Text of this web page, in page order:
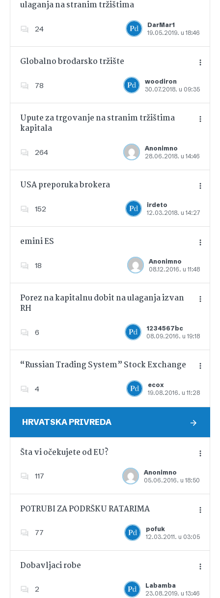
ulaganja na stranim tržištima
24
DarMar1
19.05.2019. u 18:46
Dodajte u favorite
Globalno brodarsko tržište
78
woodiron
30.07.2018. u 09:35
Dodajte u favorite
Upute za trgovanje na stranim tržištima
kapitala
264
Anonimno
28.06.2018. u 14:46
Dodajte u favorite
USA preporuka brokera
152
irdeto
12.03.2018. u 14:27
Dodajte u favorite
emini ES
18
Anonimno
08.12.2016. u 11:48
Dodajte u favorite
Porez na kapitalnu dobit na ulaganja izvan
RH
6
1234567bc
08.09.2016. u 19:18
Dodajte u favorite
“Russian Trading System” Stock Exchange
4
ecox
19.08.2016. u 11:28
Dodajte u favorite
HRVATSKA PRIVREDA
Šta vi očekujete od EU?
117
Anonimno
05.06.2016. u 18:50
Dodajte u favorite
POTRUBI ZA PODRŠKU RATARIMA
77
pofuk
12.03.2011. u 03:05
Dodajte u favorite
Dobavljaci robe
2
Labamba
23.08.2019. u 13:46
Dodajte u favorite